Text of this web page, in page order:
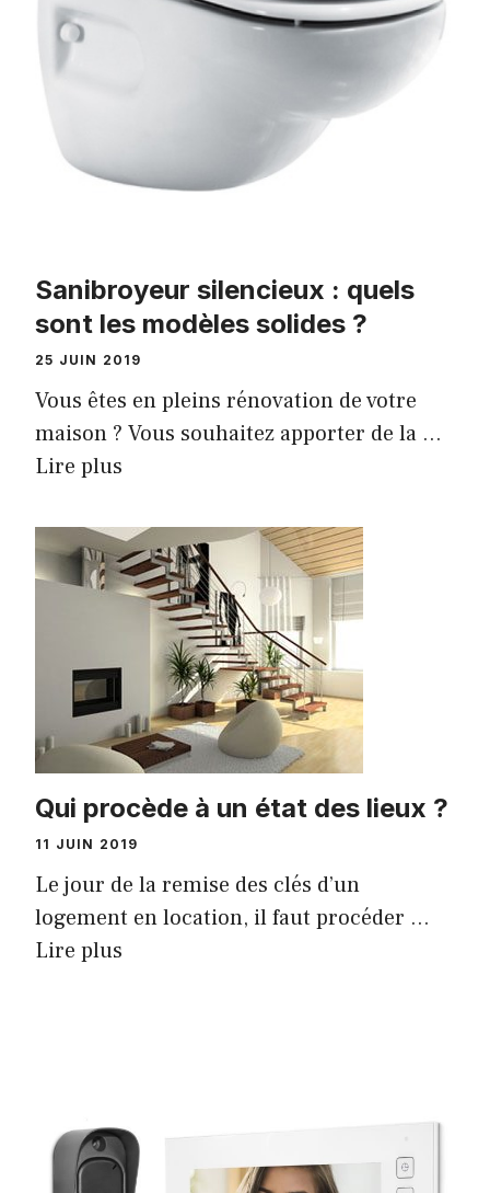
Sanibroyeur silencieux : quels
sont les modèles solides ?
25 JUIN 2019
Vous êtes en pleins rénovation de votre
maison ? Vous souhaitez apporter de la …
Lire plus
Qui procède à un état des lieux ?
11 JUIN 2019
Le jour de la remise des clés d’un
logement en location, il faut procéder …
Lire plus